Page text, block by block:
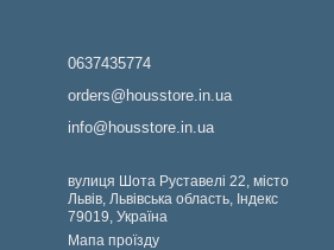
0637435774
orders@housstore.in.ua
info@housstore.in.ua
вулиця Шота Руставелі 22, місто
Львів, Львівська область, Індекс
79019, Україна
Мапа проїзду